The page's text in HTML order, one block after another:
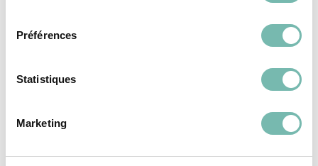
Préférences
Statistiques
Marketing
7,00 €